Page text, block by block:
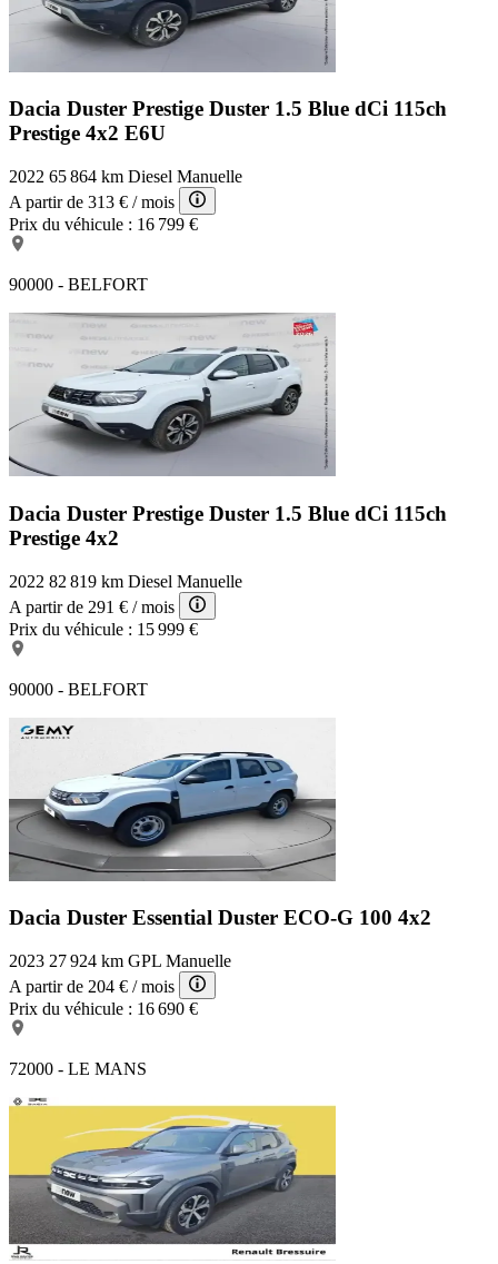
Dacia Duster Prestige Duster 1.5 Blue dCi 115ch
Prestige 4x2 E6U
2022 65 864 km Diesel Manuelle
A partir de 313 € / mois
Prix du véhicule : 16 799 €
90000 - BELFORT
Dacia Duster Prestige Duster 1.5 Blue dCi 115ch
Prestige 4x2
2022 82 819 km Diesel Manuelle
A partir de 291 € / mois
Prix du véhicule : 15 999 €
90000 - BELFORT
Dacia Duster Essential Duster ECO-G 100 4x2
2023 27 924 km GPL Manuelle
A partir de 204 € / mois
Prix du véhicule : 16 690 €
72000 - LE MANS